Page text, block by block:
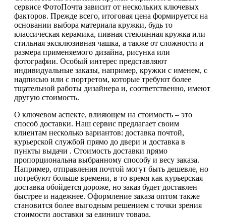
сервисе ФотоПочта зависит от нескольких ключевых
факторов. Прежде всего, итоговая цена формируется на
основании выбора материала кружки, будь то
классическая керамика, пивная стеклянная кружка или
стильная эксклюзивная чашка, а также от сложности и
размера применяемого дизайна, рисунка или
фотографии. Особый интерес представляют
индивидуальные заказы, например, кружки с именем, с
надписью или с портретом, которые требуют более
тщательной работы дизайнера и, соответственно, имеют
другую стоимость.
О ключевом аспекте, влияющем на стоимость – это
способ доставки. Наш сервис предлагает своим
клиентам несколько вариантов: доставка почтой,
курьерской службой прямо до двери и доставка в
пункты выдачи . Стоимость доставки прямо
пропорциональна выбранному способу и весу заказа.
Например, отправления почтой могут быть дешевле, но
потребуют больше времени, в то время как курьерская
доставка обойдется дороже, но заказ будет доставлен
быстрее и надежнее. Оформление заказа оптом также
становится более выгодным решением с точки зрения
стоимости доставки за единицу товара.